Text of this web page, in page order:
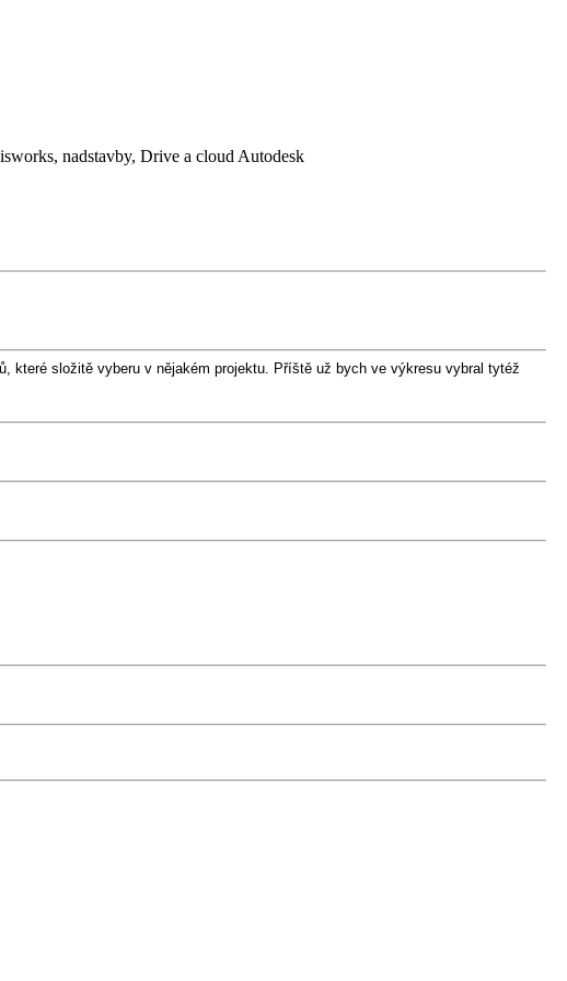
nadstavby, Drive a cloud Autodesk
které složitě vyberu v nějakém projektu. Příště už bych ve výkresu vybral tytéž